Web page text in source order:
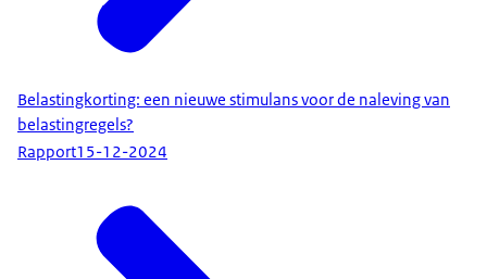
Belastingkorting: een nieuwe stimulans voor de naleving van
belastingregels?
Rapport15-12-2024